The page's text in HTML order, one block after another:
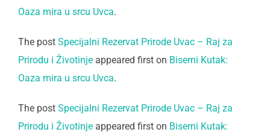
Oaza mira u srcu Uvca.
The post Specijalni Rezervat Prirode Uvac – Raj za
Prirodu i Životinje appeared first on Biserni Kutak:
Oaza mira u srcu Uvca.
The post Specijalni Rezervat Prirode Uvac – Raj za
Prirodu i Životinje appeared first on Biserni Kutak: